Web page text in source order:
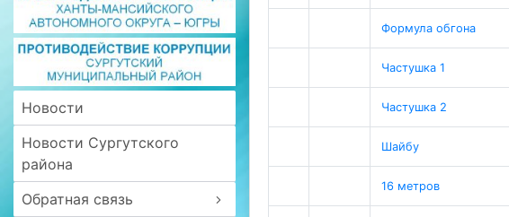
Новости
Новости Сургутского
района
Обратная связь
Формула обгона
Частушка 1
Частушка 2
Шайбу
16 метров